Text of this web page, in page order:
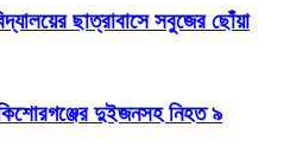
ছাত্রাবাসে সবুজের ছোঁয়া
দুইজনসহ নিহত ৯